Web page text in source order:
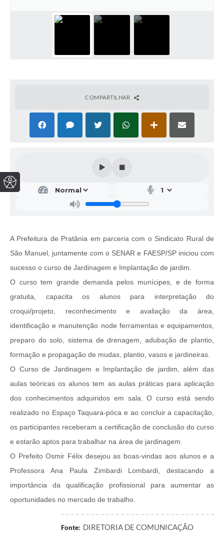
COMPARTILHAR
A Prefeitura de Pratânia em parceria com o Sindicato Rural de
São Manuel, juntamente com o SENAR e FAESP/SP iniciou com
sucesso o curso de Jardinagem e Implantação de jardim.
O curso tem grande demanda pelos munícipes, e de forma
gratuita, capacita os alunos para interpretação do
croqui/projeto, reconhecimento e avaliação da área,
identificação e manutenção node ferramentas e equipamentos,
preparo do solo, sistema de drenagem, adubação de plantio,
formação e propagação de mudas, plantio, vasos e jardineiras.
O Curso de Jardinagem e Implantação de jardim, além das
aulas teóricas os alunos tem as aulas práticas para aplicação
dos conhecimentos adquiridos em sala. O curso está sendo
realizado no Espaço Taquara-póca e ao concluir a capacitação,
os participantes receberam a certificação de conclusão do curso
e estarão aptos para trabalhar na área de jardinagem.
O Prefeito Osmir Félix desejou as boas-vindas aos alunos e a
Professora Ana Paula Zimbardi Lombardi, destacando a
importância da qualificação profissional para aumentar as
oportunidades no mercado de trabalho.
Fonte: DIRETORIA DE COMUNICAÇÃO